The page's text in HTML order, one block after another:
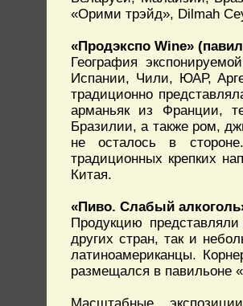
«Орими трэйд», Dilmah
«Продэкспо Wine»
География
Испании, Чили, ЮАР,
традиционно
арманьяк из Франции,
Бразилии, а также ром,
не осталось в
традиционных крепких
Китая.
«Пиво. Слабый
Продукцию
других стран, так и
латиноамериканцы.
размещался в павильоне